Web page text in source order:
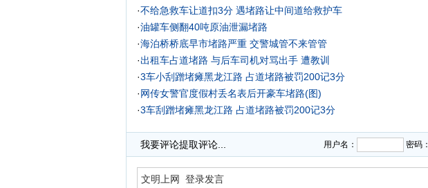
·不给急救车让道扣3分 遇堵路让中间道给救护车
·油罐车侧翻40吨原油泄漏堵路
·海泊桥桥底早市堵路严重 交警城管不来管管
·出租车占道堵路 与后车司机对骂出手 遭教训
·3车小刮蹭堵瘫黑龙江路 占道堵路被罚200记3分
·网传女警官度假村丢名表后开豪车堵路(图)
·3车刮蹭堵瘫黑龙江路 占道堵路被罚200记3分
我要评论提取评论... 用户名： 密码：